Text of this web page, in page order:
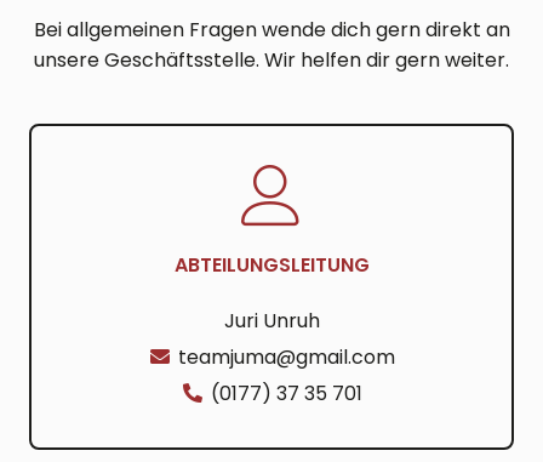
Bei allgemeinen Fragen wende dich gern direkt an
unsere Geschäftsstelle. Wir helfen dir gern weiter.
ABTEILUNGSLEITUNG
Juri Unruh
teamjuma@gmail.com
(0177) 37 35 701